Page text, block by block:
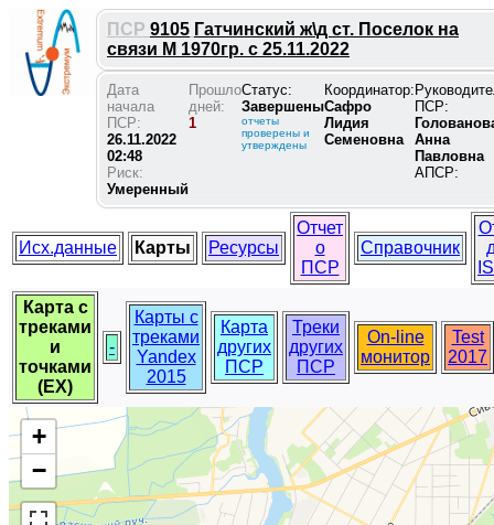
ПСР 9105 Гатчинский ж\д ст. Поселок на
связи М 1970гр. с 25.11.2022
Дата
начала
ПСР:
26.11.2022
02:48
Риск:
Умеренный
Прошло
дней:
1
Статус:
Завершены
отчеты
проверены и
утверждены
Координатор:
Сафро
Лидия
Семеновна
ПСР:
Анна
Павловна
АПСР:
Исх.данные Карты Ресурсы
Отчет
о
ПСР
Справочник
Карта с
треками
и
точками
(EX)
-
Карты с
треками
Yandex
2015
Карта
других
ПСР
Треки
других
ПСР
On-line
монитор
Test
2017
+
−